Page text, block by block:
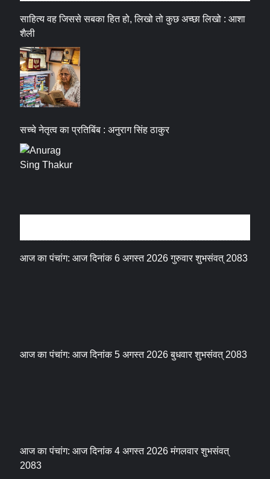
साहित्य वह जिससे सबका हित हो, लिखो तो कुछ अच्छा लिखो : आशा
शैली
सच्चे नेतृत्व का प्रतिबिंब : अनुराग सिंह ठाकुर
आज का पंचांग: आज दिनांक 6 अगस्त 2026 गुरुवार शुभसंवत् 2083
आज का पंचांग: आज दिनांक 5 अगस्त 2026 बुधवार शुभसंवत् 2083
आज का पंचांग: आज दिनांक 4 अगस्त 2026 मंगलवार शुभसंवत्
2083